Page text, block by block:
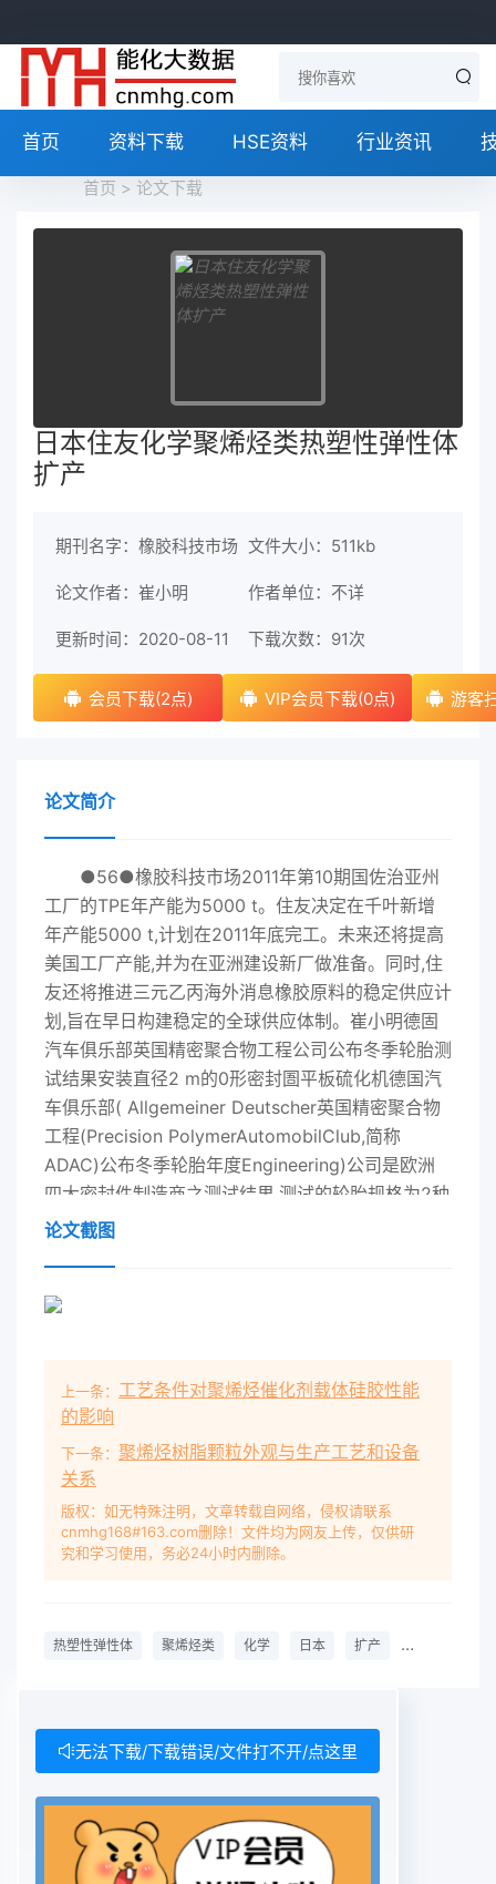
首页 资料下载 HSE资料 行业资讯
首页 > 论文下载
日本住友化学聚烯烃类热塑性弹性体
扩产
期刊名字：橡胶科技市场 文件大小：511kb
论文作者：崔小明 作者单位：不详
更新时间：2020-08-11 下载次数： 91次
会员下载(2点) VIP会员下载(0点) 游客
论文简介
●56●橡胶科技市场2011年第10期国佐治亚州
工厂的TPE年产能为5000 t。住友决定在千叶新增
年产能5000 t,计划在2011年底完工。未来还将提高
美国工厂产能,并为在亚洲建设新厂做准备。同时,住
友还将推进三元乙丙海外消息橡胶原料的稳定供应计
划,旨在早日构建稳定的全球供应体制。崔小明德固
汽车俱乐部英国精密聚合物工程公司公布冬季轮胎测
试结果安装直径2 m的0形密封圄平板硫化机德国汽
车俱乐部( Allgemeiner Deutscher英国精密聚合物
工程(Precision PolymerAutomobilClub,简称
ADAC)公布冬季轮胎年度Engineering)公司是欧洲
四大密封件制造商之测试结果,测试的轮胎规格为2种
普遍使用的轮- - ,其在本土的工厂安装了一台超大型
变了以前的评定方法,不再对轮胎分级以及直径可达2
的轮胎性能越好。下行锁模力可在50~500 t之间变
化。其配用真顶级轮胎的冠军是邓禄普的SP冬季运
动3D空箱可消除制品气泡,制造高精度模压0形密封
MO轮胎,得分2.4,最差也是测试中最廉价的轮圈和其
它定制部件。谢立胎,是明星(Star Performer)冬季
轮胎，得分5. 4,该款轮胎被认定为危险轮胎。大陆收
要差异在舒适性、湿路面和冰面抓着性方面。德国轮
付13. 483亿印度卢比。其其林Alpin A4轮胎,得分
2.3;其次是大陆Conti-中,11.761亿印度卢比用于收购
股权,其余的WinterContact TS830P轮胎,得分2. 4;
最差的是1.722亿印度卢比作为非竞争费用。至此,
ModiSW601 Snow Master轮胎,得分4. 9,该轮胎又-
论文截图
上一条： 工艺条件对聚烯烃催化剂载体硅胶性能
的影响
下一条： 聚烯烃树脂颗粒外观与生产工艺和设备
关系
版权：如无特殊注明，文章转载自网络，侵权请联系
cnmhg168#163.com删除！文件均为网友上传，仅供研
究和学习使用，务必24小时内删除。
热塑性弹性体 聚烯烃类 化学 日本 扩产 安全气囊
无法下载/下载错误/文件打不开/点这里